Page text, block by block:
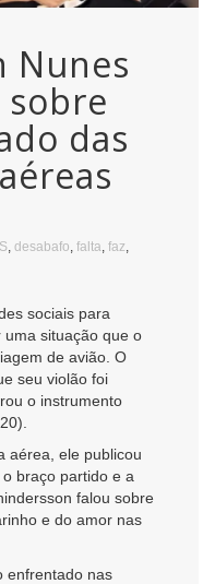
Nunes
das
desabafo falta faz
sociais para
situação que o
de avião. O
seu violão foi
o instrumento
aérea, ele publicou
braço partido e a
falou sobre
e do amor nas
enfrentado nas